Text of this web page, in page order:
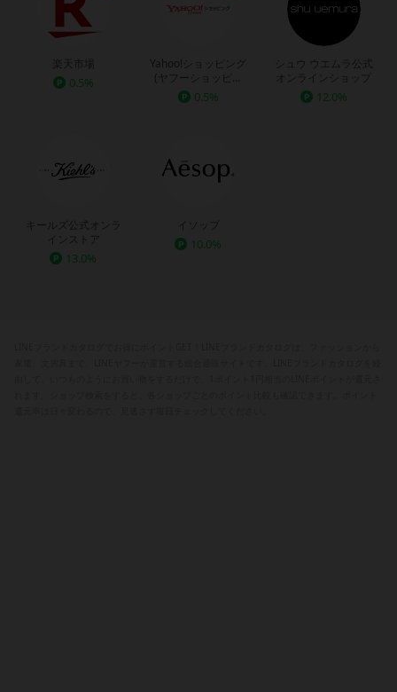
楽天市場
0.5%
Yahoo!ショッピング
(ヤフーショッピン
グ)
0.5%
シュウ ウエムラ公式
オンラインショップ
12.0%
キールズ公式オンラ
インストア
13.0%
イソップ
10.0%